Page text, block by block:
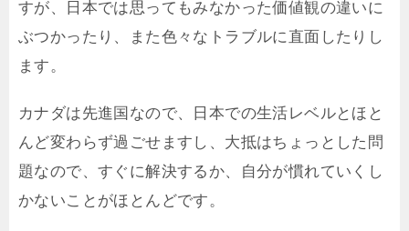
すが、日本では思ってもみなかった価値観の違いに
ぶつかったり、また色々なトラブルに直面したりし
ます。
カナダは先進国なので、日本での生活レベルとほと
んど変わらず過ごせますし、大抵はちょっとした問
題なので、すぐに解決するか、自分が慣れていくし
かないことがほとんどです。